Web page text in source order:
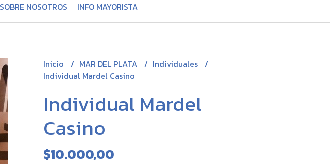
SOBRE NOSOTROS INFO MAYORISTA
Inicio MAR DEL PLATA
Individuales
Individual Mardel Casino
Individual Mardel
Casino
$10.000,00